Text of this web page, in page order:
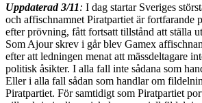
Uppdaterad 3/11: I dag startar Sveriges
och affischnamnet Piratpartiet är fortfarande
efter prövning, fått fortsatt tillstånd att ställa
Som Ajour skrev i går blev Gamex
efter att ledningen menat att mässdeltagare
politisk åsikter. I alla fall inte sådana som
Eller i alla fall sådan som handlar om
Piratpartiet. För samtidigt som Piratpartiet